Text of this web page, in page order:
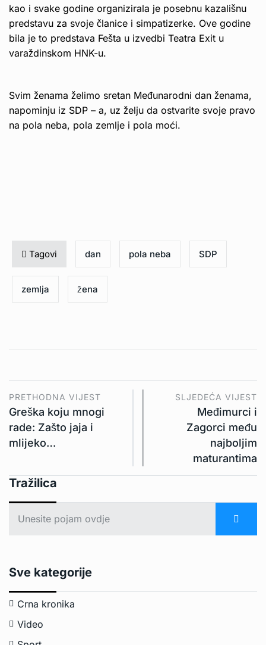
kao i svake godine organizirala je posebnu kazališnu
predstavu za svoje članice i simpatizerke. Ove godine
bila je to predstava Fešta u izvedbi Teatra Exit u
varaždinskom HNK-u.
Svim ženama želimo sretan Međunarodni dan ženama,
napominju iz SDP – a, uz želju da ostvarite svoje pravo
na pola neba, pola zemlje i pola moći.
Tagovi dan pola neba SDP
zemlja žena
PRETHODNA VIJEST
Greška koju mnogi
rade: Zašto jaja i
mlijeko…
SLJEDEĆA VIJEST
Međimurci i
Zagorci među
najboljim
maturantima
Tražilica
Sve kategorije
Crna kronika
Video